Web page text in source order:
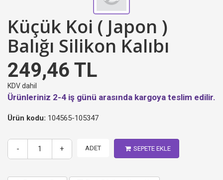
Küçük Koi ( Japon )
Balığı Silikon Kalıbı
249,46 TL
KDV dahil
Ürünleriniz 2-4 iş günü arasında kargoya teslim edilir.
Ürün kodu: 104565-105347
- + ADET SEPETE EKLE